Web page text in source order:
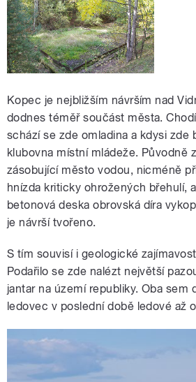
Kopec je nejbližším návrším nad
dodnes téměř součást města.
schází se zde omladina a kdysi zde
klubovna místní mládeže. Původně
zásobující město vodou, nicméně
hnízda kriticky ohrožených břehulí,
betonová deska obrovská díra
je návrší tvořeno.
S tím souvisí i geologické
Podařilo se zde nalézt největší
jantar na území republiky. Oba sem
ledovec v poslední době ledové až